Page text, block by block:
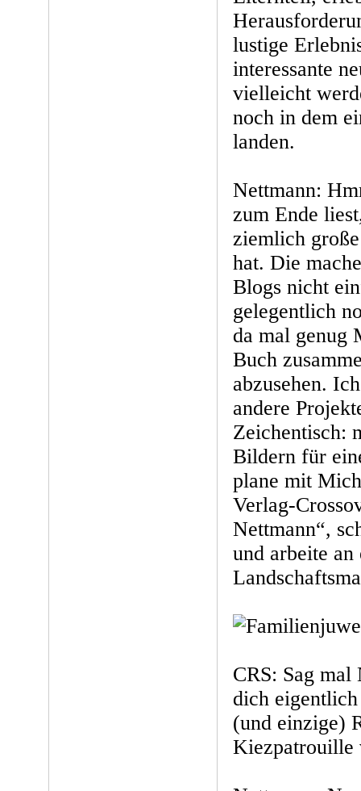
lustige
interessante
vielleicht
noch in dem
landen.
Nettmann:
zum Ende
ziemlich
hat. Die
Blogs nicht
gelegentlich
da mal genug
Buch
abzusehen.
andere
Zeichentisch:
Bildern für
plane mit
Verlag-
Nettmann“,
und arbeite
CRS: Sag
dich eigentlich
(und einzige)
Kiezpatrouille